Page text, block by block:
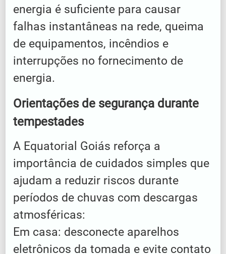
energia é suficiente para causar
falhas instantâneas na rede, queima
de equipamentos, incêndios e
interrupções no fornecimento de
energia.
Orientações de segurança durante
tempestades
A Equatorial Goiás reforça a
importância de cuidados simples que
ajudam a reduzir riscos durante
períodos de chuvas com descargas
atmosféricas:
Em casa: desconecte aparelhos
eletrônicos da tomada e evite contato